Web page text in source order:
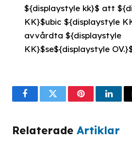
${displaystyle kk}$ att
KK}$ubic ${displaystyle
avvårdta ${displaystyle
KK}$se${displaystyle
FacebookTwitterPinterest
Relaterade Artiklar